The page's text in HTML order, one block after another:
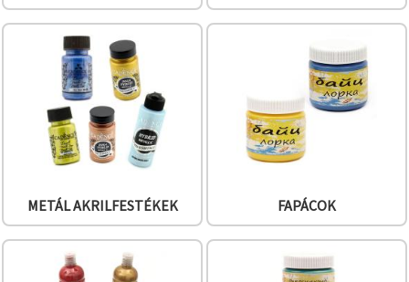
METÁL AKRILFESTÉKEK FAPÁCOK